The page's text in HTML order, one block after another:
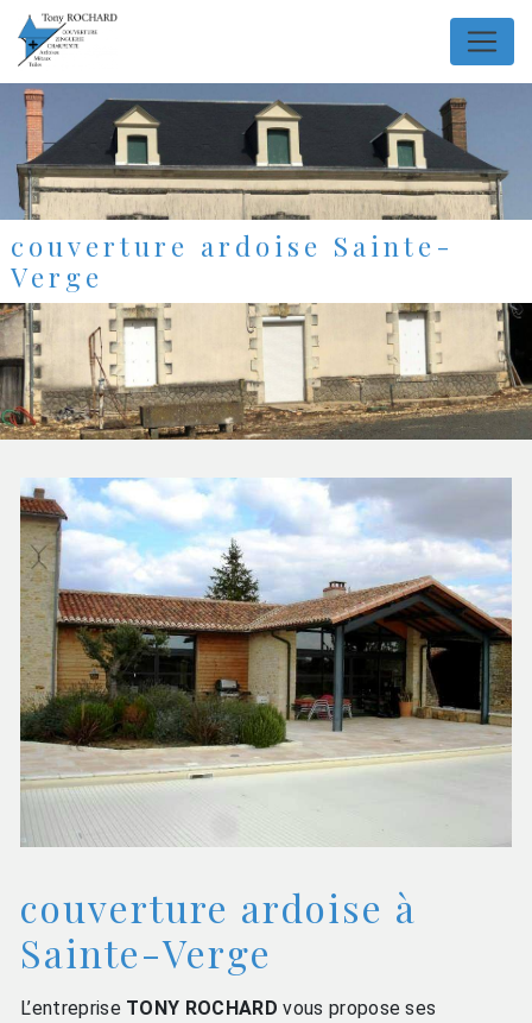
Panneau de gestion des cookies
couverture ardoise Sainte-
Verge
couverture ardoise à
Sainte-Verge
L’entreprise TONY ROCHARD vous propose ses